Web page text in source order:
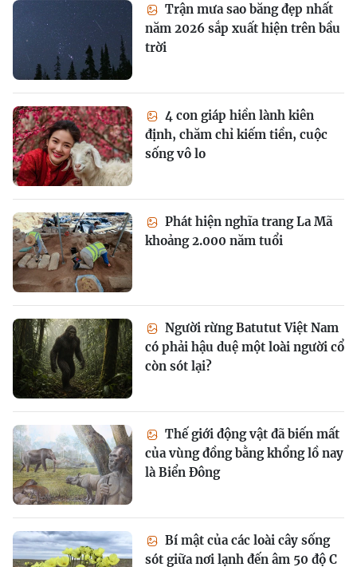
Trận mưa sao băng đẹp nhất
năm 2026 sắp xuất hiện trên bầu
trời
4 con giáp hiền lành kiên
định, chăm chỉ kiếm tiền, cuộc
sống vô lo
Phát hiện nghĩa trang La Mã
khoảng 2.000 năm tuổi
Người rừng Batutut Việt Nam
có phải hậu duệ một loài người cổ
còn sót lại?
Thế giới động vật đã biến mất
của vùng đồng bằng khổng lồ nay
là Biển Đông
Bí mật của các loài cây sống
sót giữa nơi lạnh đến âm 50 độ C